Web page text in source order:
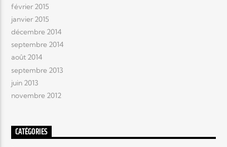
février 2015
janvier 2015
décembre 2014
septembre 2014
août 2014
septembre 2013
juin 2013
novembre 2012
CATÉGORIES